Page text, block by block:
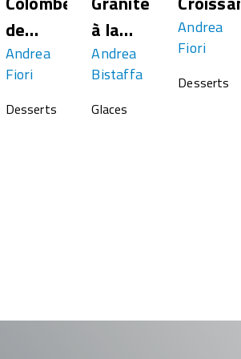
de
Pâques
Andrea
Fiori
Desserts
à la
fraise
Andrea
Bistaffa
Glaces
Andrea
Fiori
Desserts